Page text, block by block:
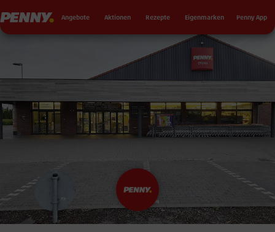
Penny Angebote Aktionen Rezepte Eigenmarken Penny App